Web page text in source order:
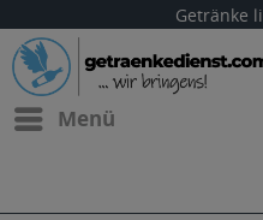
Getränke
Menü